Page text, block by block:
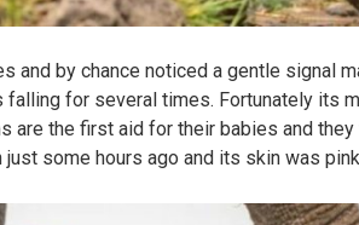
and by chance noticed a gentle signal
falling for several times. Fortunately its
are the first aid for their babies and
some hours ago and its skin was